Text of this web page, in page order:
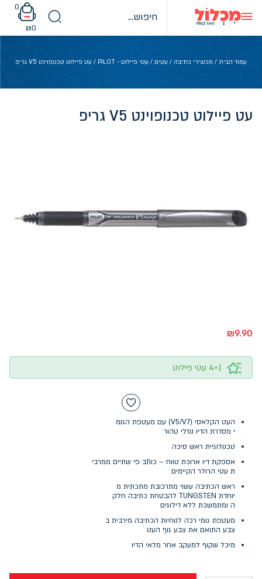
content
0
₪0
עמוד הבית / מכשירי כתיבה / עטים / עטי פיילוט - PILOT / עט פיילוט טכנופוינט V5 גריפ
עט פיילוט טכנופוינט V5 גריפ
₪9.90
4+1 עטי פיילוט
העט הקלאסי (V5/V7) עם מעטפת הגומ
י מסדרת הדיו נוזלי טהור
טכנולוגיית ראש סיכה
אספקת דיו ארוכת טווח – כותב פי שתיים ממרבי
ת עטי הרולר הקיימים
ראש הכתיבה עשוי מתרכובת מתכתית מ
יוחדת TUNGSTEN להבטחת כתיבה חלק
ה ומתמשכת ללא דילוגים
מעטפת גומי רכה לנוחיות הכתיבה מירבית ב
צבע התואם את צבע גוף העט
מיכל שקוף למעקב אחר מלאי הדיו